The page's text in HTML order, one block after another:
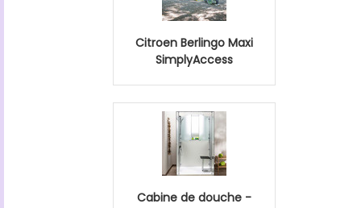
Citroen Berlingo Maxi
SimplyAccess
Cabine de douche -